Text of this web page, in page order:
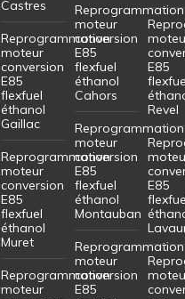
Castres
Reprogrammation
moteur
conversion
E85
flexfuel
éthanol
Gaillac
Reprogrammation
moteur
conversion
E85
flexfuel
éthanol
Muret
Reprogrammation
moteur
Reprogrammation
moteur
conversion
E85
flexfuel
éthanol
Cahors
Reprogrammation
moteur
conversion
E85
flexfuel
éthanol
Montauban
Reprogrammation
moteur
conversion
E85
E85
Revel
E85